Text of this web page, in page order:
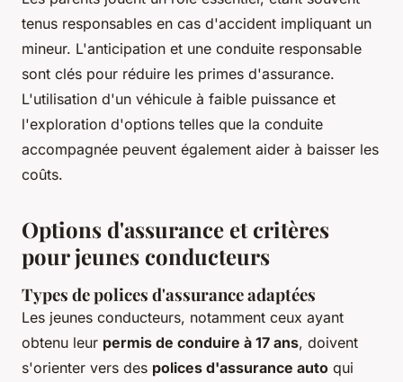
tenus responsables en cas d'accident impliquant un
mineur. L'anticipation et une conduite responsable
sont clés pour réduire les primes d'assurance.
L'utilisation d'un véhicule à faible puissance et
l'exploration d'options telles que la conduite
accompagnée peuvent également aider à baisser les
coûts.
Options d'assurance et critères
pour jeunes conducteurs
Types de polices d'assurance adaptées
Les jeunes conducteurs, notamment ceux ayant
obtenu leur permis de conduire à 17 ans, doivent
s'orienter vers des polices d'assurance auto qui